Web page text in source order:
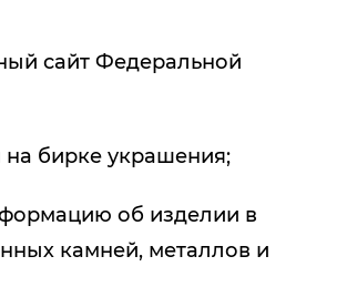
сайт Федеральной
бирке украшения;
об изделии в
камней, металлов и